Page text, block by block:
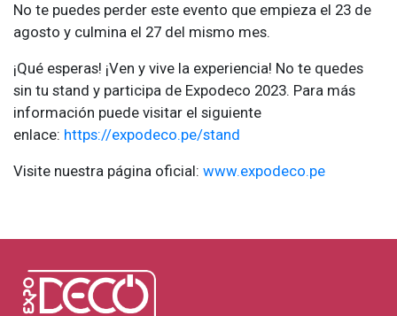
No te puedes perder este evento que empieza el 23 de
agosto y culmina el 27 del mismo mes.
¡Qué esperas! ¡Ven y vive la experiencia! No te quedes
sin tu stand y participa de Expodeco 2023. Para más
información puede visitar el siguiente
enlace: https://expodeco.pe/stand
Visite nuestra página oficial: www.expodeco.pe